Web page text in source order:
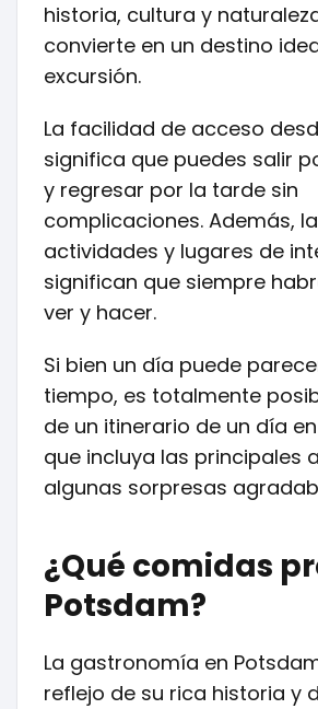
historia, cultura y
convierte en un destino
excursión.
La facilidad de acceso
significa que puedes salir
y regresar por la tarde sin
complicaciones. Además,
actividades y lugares de
significan que siempre
ver y hacer.
Si bien un día puede
tiempo, es totalmente
de un itinerario de un día
que incluya las principales
algunas sorpresas
¿Qué comidas
Potsdam?
La gastronomía en
reflejo de su rica historia y